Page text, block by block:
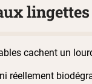
lingettes
cachent un
réellement